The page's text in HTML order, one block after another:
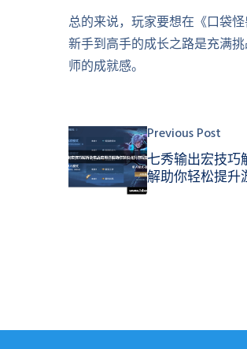
总的来说，玩家要想在《口袋
新手到高手的成长之路是充满
师的成就感。
Previous Post
七秀输出宏技巧
解助你轻松提升